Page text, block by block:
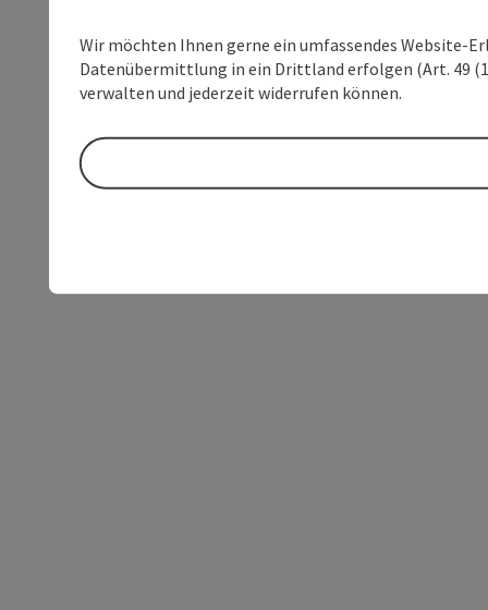
Wir möchten Ihnen gerne ein umfassendes Website-
Datenübermittlung in ein Drittland erfolgen (Art. 49
verwalten und jederzeit widerrufen können.